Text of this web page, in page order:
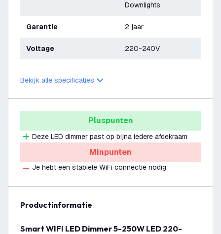
Downlights
Garantie 2 jaar
Voltage 220-240V
Bekijk alle specificaties
Pluspunten
Deze LED dimmer past op bijna iedere afdekraam
Minpunten
Je hebt een stabiele WiFi connectie nodig
productinformatie
Smart WIFI LED Dimmer 5-250W LED 220-